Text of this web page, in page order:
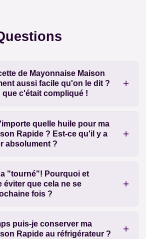
de Mayonnaise Maison
aussi facile qu'on le dit ?
c'était compliqué !
quelle huile pour ma
Rapide ? Est-ce qu'il y a
absolument ?
a "tourné"! Pourquoi et
éviter que cela ne se
fois ?
puis-je conserver ma
Rapide au réfrigérateur ?